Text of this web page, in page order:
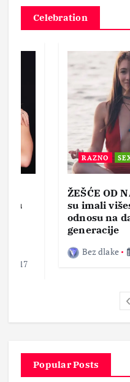
Celebration
u
2017
RAZNO
ŽEŠĆE OD
su imali
odnosu na
generacije
Bez dlake
Popular Posts